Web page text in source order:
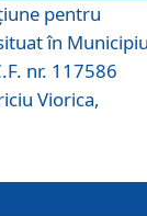
pentru
în
nr. 117586
Viorica,